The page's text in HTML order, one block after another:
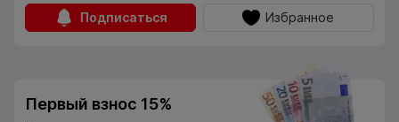
Подписаться Избранное
Первый взнос 15%